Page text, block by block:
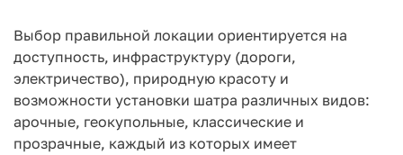
Выбор правильной локации ориентируется на
доступность, инфраструктуру (дороги,
электричество), природную красоту и
возможности установки шатра различных видов:
арочные, геокупольные, классические и
прозрачные, каждый из которых имеет